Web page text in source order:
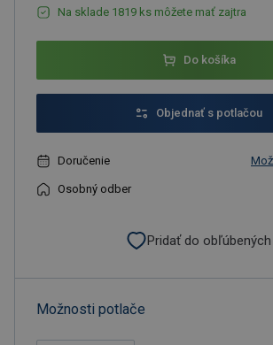
Na sklade 1819 ks môžete mať zajtra
Do košíka
Objednať s potlačou
Doručenie
Osobný odber
Pridať do obľúbených
Možnosti potlače